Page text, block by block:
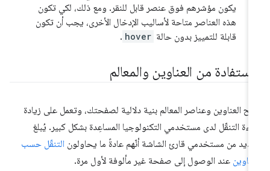
يكون مؤشرهم فوق عنصر قابل للنقر. ومع ذلك، لكي تكون
هذه العناصر متاحة لأساليب الإدخال الأخرى، يجب أن تكون
قابلة للتمييز بدون حالة hover
.
من العناوين والمعالم
العناوين وعناصر المعالم بنية دلالية لصفحتك، وتعمل على زيادة
التنقّل لدى مستخدمي التكنولوجيا المساعِدة بشكل كبير. يُبلغ
من مستخدمي قارئ الشاشة أنّهم عادةً ما يحاولونالتنقّل حسب
عند الوصول إلى صفحة غير مألوفة لأول مرة.